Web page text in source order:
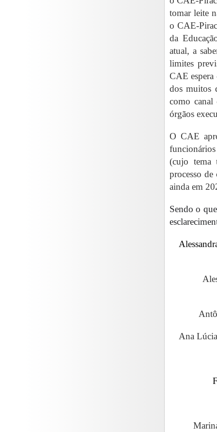
tomar leite
o CAE-
da
atual, a
limites
CAE
dos muitos
como canal
órgãos
O CAE
(cujo tema
processo
ainda em
Sendo o
A
Ana